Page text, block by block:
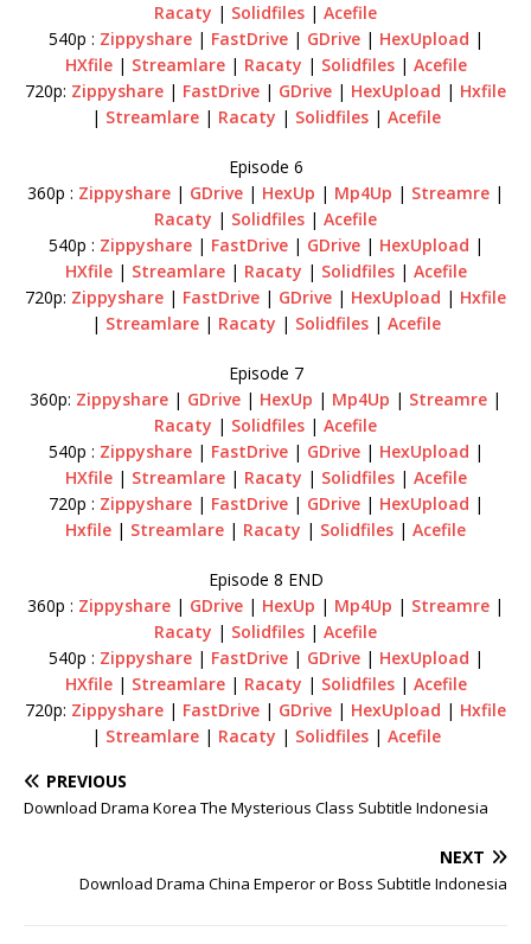
Racaty | Solidfiles | Acefile
540p : Zippyshare| FastDrive| GDrive| HexUpload |
HXfile| Streamlare| Racaty | Solidfiles| Acefile
720p: Zippyshare | FastDrive | GDrive | HexUpload | Hxfile
| Streamlare| Racaty | Solidfiles| Acefile
Episode 6
360p : Zippyshare | GDrive | HexUp | Mp4Up | Streamre |
Racaty | Solidfiles | Acefile
540p : Zippyshare| FastDrive| GDrive| HexUpload |
HXfile| Streamlare| Racaty | Solidfiles| Acefile
720p: Zippyshare | FastDrive | GDrive | HexUpload | Hxfile
| Streamlare| Racaty | Solidfiles| Acefile
Episode 7
360p: Zippyshare | GDrive | HexUp | Mp4Up | Streamre |
Racaty | Solidfiles | Acefile
540p : Zippyshare| FastDrive| GDrive| HexUpload |
HXfile| Streamlare| Racaty | Solidfiles| Acefile
720p : Zippyshare| FastDrive| GDrive| HexUpload |
Hxfile | Streamlare | Racaty | Solidfiles | Acefile
Episode 8 END
360p : Zippyshare | GDrive | HexUp | Mp4Up | Streamre |
Racaty | Solidfiles | Acefile
540p : Zippyshare| FastDrive| GDrive| HexUpload |
HXfile| Streamlare| Racaty | Solidfiles| Acefile
720p: Zippyshare | FastDrive | GDrive | HexUpload | Hxfile
| Streamlare| Racaty | Solidfiles| Acefile
PREVIOUS
Download Drama Korea The Mysterious Class Subtitle Indonesia
NEXT
Download Drama China Emperor or Boss Subtitle Indonesia